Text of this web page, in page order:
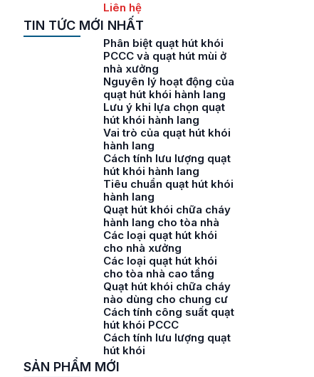
Liên hệ
TIN TỨC MỚI NHẤT
Phân biệt quạt hút khói
PCCC và quạt hút mùi ở
nhà xưởng
Nguyên lý hoạt động của
quạt hút khói hành lang
Lưu ý khi lựa chọn quạt
hút khói hành lang
Vai trò của quạt hút khói
hành lang
Cách tính lưu lượng quạt
hút khói hành lang
Tiêu chuẩn quạt hút khói
hành lang
Quạt hút khói chữa cháy
hành lang cho tòa nhà
Các loại quạt hút khói
cho nhà xưởng
Các loại quạt hút khói
cho tòa nhà cao tầng
Quạt hút khói chữa cháy
nào dùng cho chung cư
Cách tính công suất quạt
hút khói PCCC
Cách tính lưu lượng quạt
hút khói
SẢN PHẨM MỚI